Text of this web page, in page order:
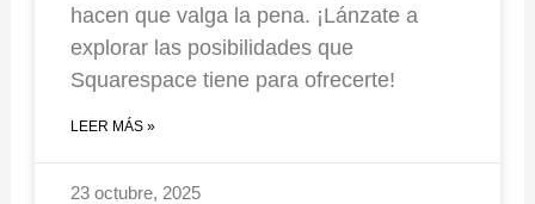
hacen que valga la pena. ¡Lánzate a
explorar las posibilidades que
Squarespace tiene para ofrecerte!
LEER MÁS »
23 octubre, 2025